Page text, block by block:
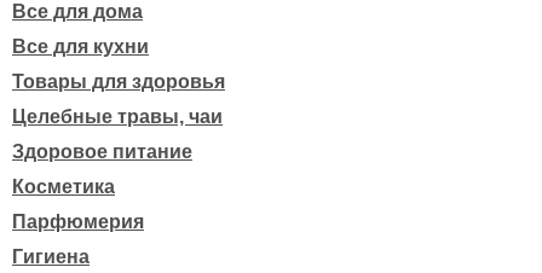
Все для дома
Все для кухни
Товары для здоровья
Целебные травы, чаи
Здоровое питание
Косметика
Парфюмерия
Гигиена